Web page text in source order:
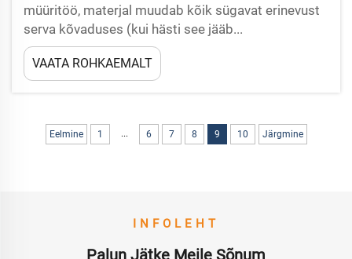
müüritöö, materjal muudab kõik sügavat erinevust
serva kõvaduses (kui hästi see jääb...
VAATA ROHKAEMALT
Eelmine 1 ... 6 7 8 9 10 Järgmine
INFOLEHT
Palun Jätke Meile Sõnum